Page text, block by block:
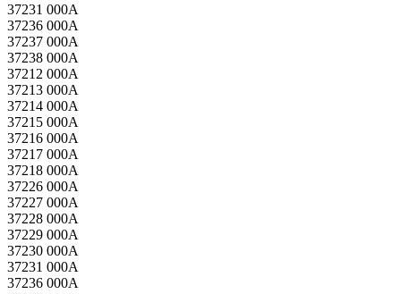
37231 000A
37236 000A
37237 000A
37238 000A
37212 000A
37213 000A
37214 000A
37215 000A
37216 000A
37217 000A
37218 000A
37226 000A
37227 000A
37228 000A
37229 000A
37230 000A
37231 000A
37236 000A